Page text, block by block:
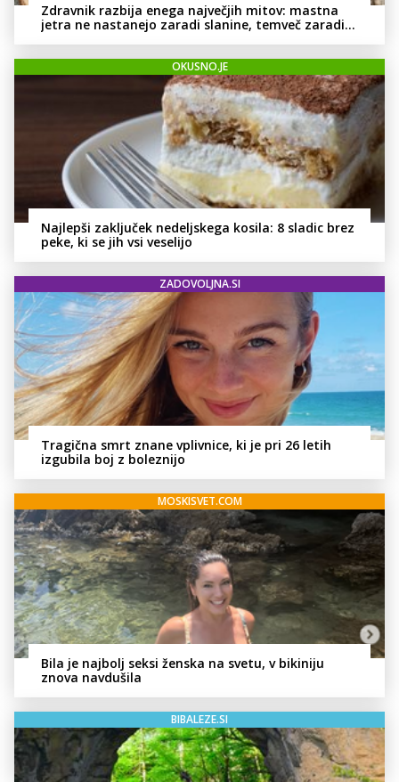
Zdravnik razbija enega največjih mitov: mastna
jetra ne nastanejo zaradi slanine, temveč zaradi
OKUSNO.JE
Najlepši zaključek nedeljskega kosila: 8 sladic brez
peke, ki se jih vsi veselijo
ZADOVOLJNA.SI
Tragična smrt znane vplivnice, ki je pri 26 letih
izgubila boj z boleznijo
MOSKISVET.COM
Bila je najbolj seksi ženska na svetu, v bikiniju
znova navdušila
BIBALEZE.SI